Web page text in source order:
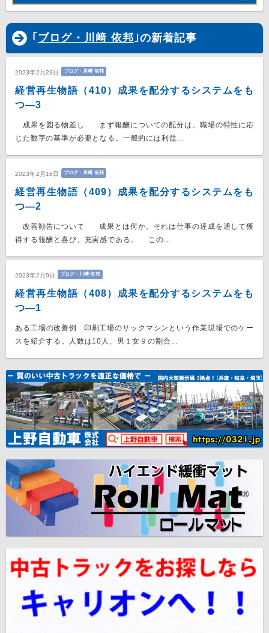
｢ ブログ・川﨑 依邦｣の新着記事
2023年2月23日 ブログ・川﨑 依邦
経営再生物語（410）成果を配分するシステムをも
つ―3
成果を図る物差し まず報酬についての配分は、職場の特性に応
じた数字の基準が必要となる。一般的には利益...
2023年2月16日 ブログ・川﨑 依邦
経営再生物語（409）成果を配分するシステムをも
つ―2
改善勧告について 成果とは何か。それは仕事の達成を通して獲
得する報酬と喜び、充実感である。 この...
2023年2月9日 ブログ・川﨑 依邦
経営再生物語（408）成果を配分するシステムをも
つ―1
ある工場の改善例 印刷工場のサックマシンという作業現場でのケー
スを紹介する。人数は10人、男１女９の割合...